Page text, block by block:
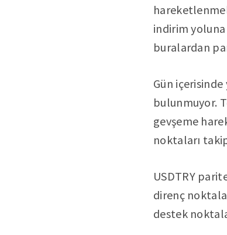
indirim
buralardan
Gün
bulunmuyor.
gevşeme
noktaları
USDTRY
direnç
destek